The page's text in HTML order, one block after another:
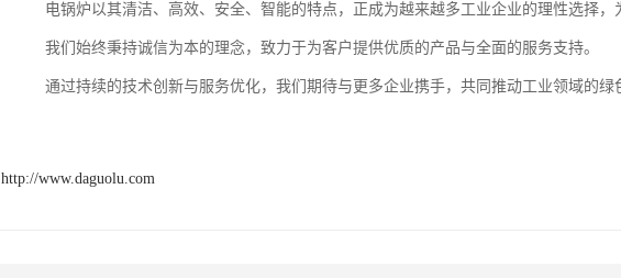
电锅炉以其清洁、高效、安全、智能的特点，正成为越来越多工业企业的理性选择
我们始终秉持诚信为本的理念，致力于为客户提供优质的产品与全面的服务支持。
通过持续的技术创新与服务优化，我们期待与更多企业携手，共同推动工业领域的绿
http://www.daguolu.com